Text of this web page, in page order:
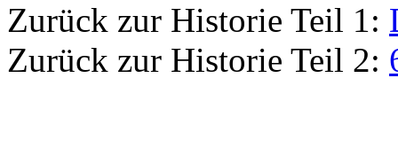
Zurück zur Historie Teil 1:
Zurück zur Historie Teil 2: